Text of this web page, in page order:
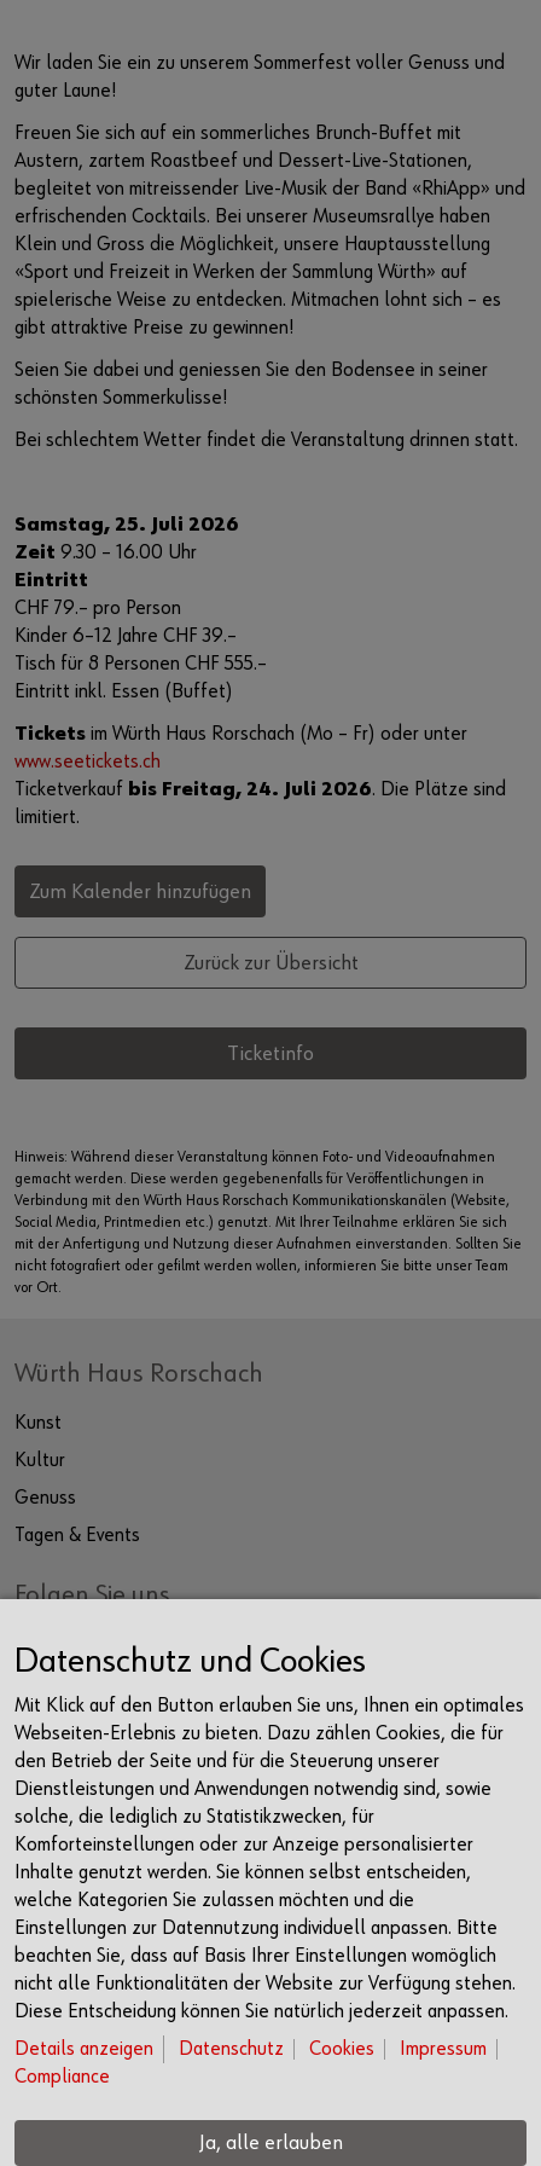
Wir laden Sie ein zu unserem Sommerfest voller Genuss und
guter Laune!
Freuen Sie sich auf ein sommerliches Brunch-Buffet mit
Austern, zartem Roastbeef und Dessert-Live-Stationen,
begleitet von mitreissender Live-Musik der Band «RhiApp» und
erfrischenden Cocktails. Bei unserer Museumsrallye haben
Klein und Gross die Möglichkeit, unsere Hauptausstellung
«Sport und Freizeit in Werken der Sammlung Würth» auf
spielerische Weise zu entdecken. Mitmachen lohnt sich – es
gibt attraktive Preise zu gewinnen!
Seien Sie dabei und geniessen Sie den Bodensee in seiner
schönsten Sommerkulisse!
Bei schlechtem Wetter findet die Veranstaltung drinnen statt.
Samstag, 25. Juli 2026
Zeit 9.30 ‒ 16.00 Uhr
Eintritt
CHF 79.‒ pro Person
Kinder 6‒12 Jahre CHF 39.‒
Tisch für 8 Personen CHF 555.‒
Eintritt inkl. Essen (Buffet)
Tickets im Würth Haus Rorschach (Mo – Fr) oder unter
www.seetickets.ch
Ticketverkauf bis Freitag, 24. Juli 2026. Die Plätze sind
limitiert.
Zum Kalender hinzufügen
Zurück zur Übersicht
Ticketinfo
Hinweis: Während dieser Veranstaltung können Foto- und Videoaufnahmen
gemacht werden. Diese werden gegebenenfalls für Veröffentlichungen in
Verbindung mit den Würth Haus Rorschach Kommunikationskanälen (Website,
Social Media, Printmedien etc.) genutzt. Mit Ihrer Teilnahme erklären Sie sich
mit der Anfertigung und Nutzung dieser Aufnahmen einverstanden. Sollten Sie
nicht fotografiert oder gefilmt werden wollen, informieren Sie bitte unser Team
vor Ort.
Würth Haus Rorschach
Kunst
Kultur
Genuss
Tagen & Events
Folgen Sie uns
Newsletter
Kontakt
Würth Haus Rorschach
Churerstrasse 10
9400 Rorschach
Schweiz
+41 71 225 10 00
info@wuerth-management.com
Öffnungszeiten
Datenschutz und Cookies
Mit Klick auf den Button erlauben Sie uns, Ihnen ein optimales
Webseiten-Erlebnis zu bieten. Dazu zählen Cookies, die für
den Betrieb der Seite und für die Steuerung unserer
Dienstleistungen und Anwendungen notwendig sind, sowie
solche, die lediglich zu Statistikzwecken, für
Komforteinstellungen oder zur Anzeige personalisierter
Inhalte genutzt werden. Sie können selbst entscheiden,
welche Kategorien Sie zulassen möchten und die
Einstellungen zur Datennutzung individuell anpassen. Bitte
beachten Sie, dass auf Basis Ihrer Einstellungen womöglich
nicht alle Funktionalitäten der Website zur Verfügung stehen.
Diese Entscheidung können Sie natürlich jederzeit anpassen.
Details anzeigen
Datenschutz Cookies
Impressum
Compliance
Ja, alle erlauben